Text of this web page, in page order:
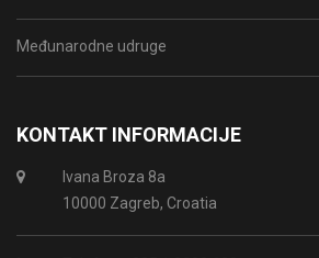
Međunarodne udruge
KONTAKT INFORMACIJE
Ivana Broza 8a
10000 Zagreb, Croatia